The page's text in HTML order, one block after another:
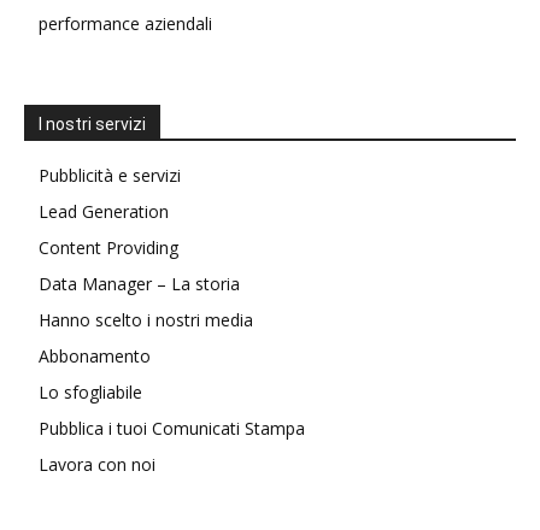
performance aziendali
I nostri servizi
Pubblicità e servizi
Lead Generation
Content Providing
Data Manager – La storia
Hanno scelto i nostri media
Abbonamento
Lo sfogliabile
Pubblica i tuoi Comunicati Stampa
Lavora con noi